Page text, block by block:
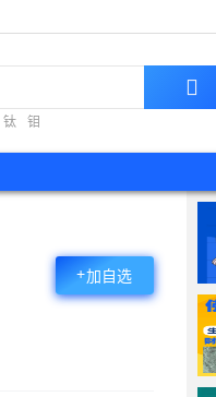
钛 钼
+加自选